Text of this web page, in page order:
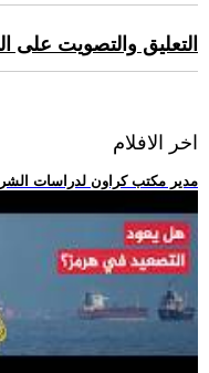
التعليق والتصويت على
اخر الافلام
.. مدير مكتب كراون لدراسات